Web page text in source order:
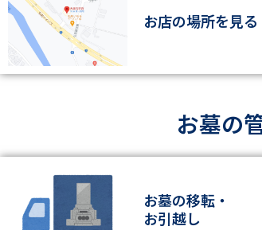
お店の場所を見る
お墓の
お墓の移転・
お引越し